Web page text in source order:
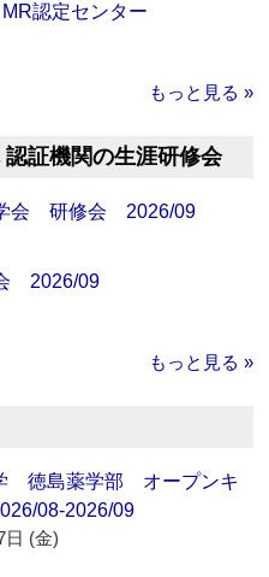
認定センター
もっと見る »
証機関の生涯研修会
学会 研修会 2026/09
2026/09
もっと見る »
徳島薬学部 オープンキ
08-2026/09
日 (金)